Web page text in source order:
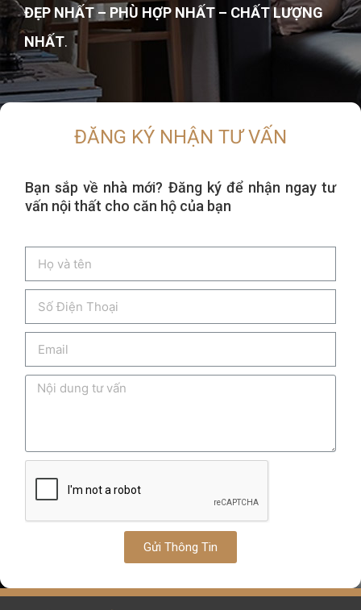
ĐẸP NHẤT – PHÙ HỢP NHẤT – CHẤT LƯỢNG
NHẤT.
ĐĂNG KÝ NHẬN TƯ VẤN
Bạn sắp về nhà mới? Đăng ký để nhận ngay tư
vấn nội thất cho căn hộ của bạn
Gửi Thông Tin